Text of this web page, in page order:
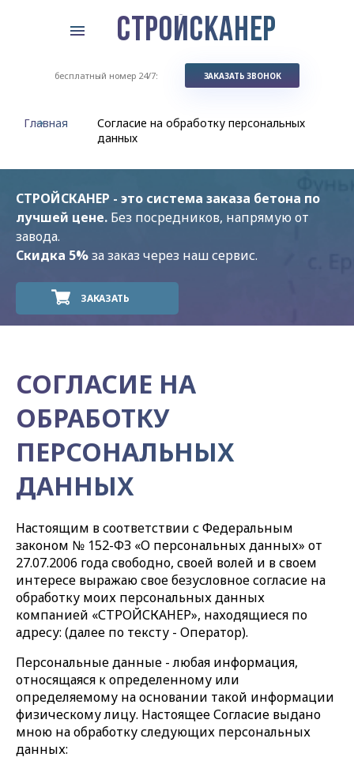
СТРОЙСКАНЕР
бесплатный номер 24/7: ЗАКАЗАТЬ ЗВОНОК
Главная
Согласие на обработку персональных
данных
СТРОЙСКАНЕР - это система заказа бетона по
лучшей цене. Без посредников, напрямую от
завода.
Скидка 5%за заказ через наш сервис.
ЗАКАЗАТЬ
СОГЛАСИЕ НА
ОБРАБОТКУ
ПЕРСОНАЛЬНЫХ
ДАННЫХ
Настоящим в соответствии с Федеральным
законом № 152-ФЗ «О персональных данных» от
27.07.2006 года свободно, своей волей и в своем
интересе выражаю свое безусловное согласие на
обработку моих персональных данных
компанией «СТРОЙСКАНЕР», находящиеся по
адресу: (далее по тексту - Оператор).
Персональные данные - любая информация,
относящаяся к определенному или
определяемому на основании такой информации
физическому лицу. Настоящее Согласие выдано
мною на обработку следующих персональных
данных: